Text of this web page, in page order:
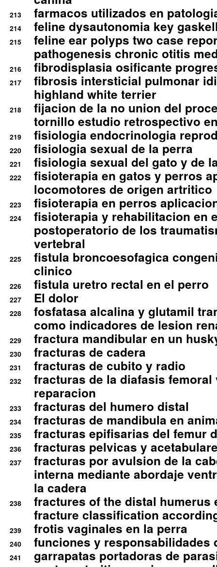
213 farmacos utilizados en
214 feline dysautonomia key
215
feline ear polyps two case
pathogenesis chronic otitis
216 fibrodisplasia osificante
217
fibrosis intersticial pulmonar
highland white terrier
218
fijacion de la no union del
tornillo estudio retrospectivo
219 fisiologia endocrinologia
220 fisiologia sexual de la perra
221 fisiologia sexual del gato y de
222
fisioterapia en gatos y perros
locomotores de origen artritico
223 fisioterapia en perros
224
fisioterapia y rehabilitacion en
postoperatorio de los
vertebral
225
fistula broncoesofagica
clinico
226 fistula uretro rectal en el perro
227 El dolor
228
fosfatasa alcalina y glutamil
como indicadores de lesion
229 fractura mandibular en un
230 fracturas de cadera
231 fracturas de cubito y radio
232
fracturas de la diafasis
reparacion
233 fracturas del humero distal
234 fracturas de mandibula en
235 fracturas epifisarias del femur
236 fracturas pelvicas y
237
fracturas por avulsion de la
interna mediante abordaje
la cadera
238
fractures of the distal humerus
fracture classification
239 frotis vaginales en la perra
240 funciones y responsabilidades
241 garrapatas portadoras de